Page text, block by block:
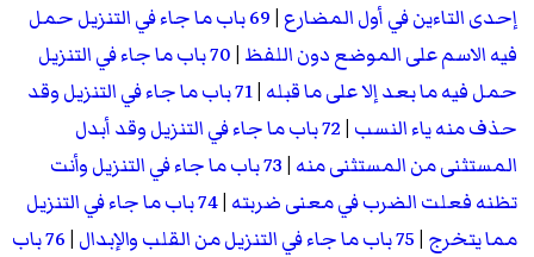
إحدى التاءين في أول المضارع |
69 باب ما جاء في التنزيل حمل
فيه الاسم على الموضع دون اللفظ |
70 باب ما جاء في التنزيل
حمل فيه ما بعد إلا على ما قبله |
71 باب ما جاء في التنزيل وقد
حذف منه ياء النسب |
72 باب ما جاء في التنزيل وقد أبدل
المستثنى من المستثنى منه |
73 باب ما جاء في التنزيل وأنت
تظنه فعلت الضرب في معنى ضربته |
74 باب ما جاء في التنزيل
مما يتخرج |75 باب ما جاء في التنزيل من القلب والإبدال |
76 باب